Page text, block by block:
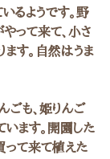
るようです。野
って来て、小さ
す。自然はうま
も、姫りんご
ます。開園した
って来て植えた